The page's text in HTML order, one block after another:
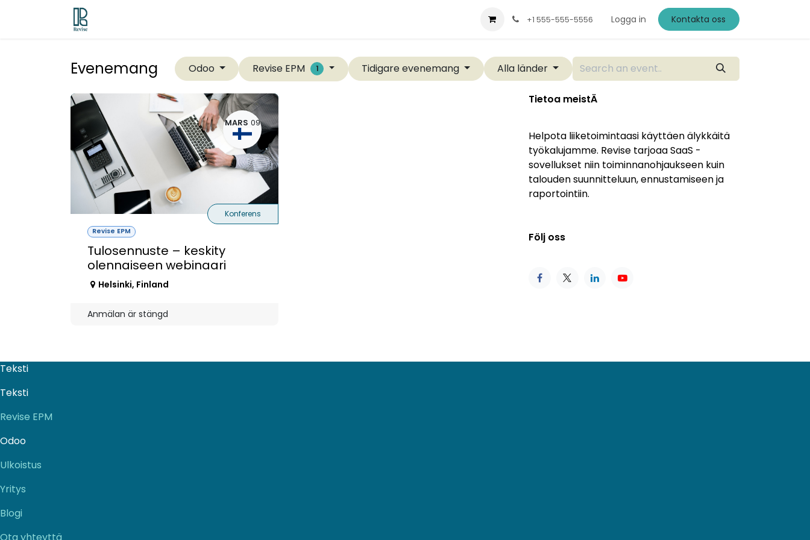
Hoppa till innehåll
+1 555-555-5556 Logga in Kontakta oss
Evenemang Odoo Revise EPM 1 Tidigare evenemang Alla länder
MARS 09
Revise EPM
Tulosennuste – keskity
olennaiseen webinaari
Konferens
Helsinki, Finland
Anmälan är stängd
Tietoa meistÄ
Helpota liiketoimintaasi käyttäen älykkäitä
työkalujamme. Revise tarjoaa SaaS -
sovellukset niin toiminnanohjaukseen kuin
talouden suunnitteluun, ennustamiseen ja
raportointiin.
Följ oss
Teksti
Teksti
Revise EPM
Odoo
Ulkoistus
Yritys
Blogi